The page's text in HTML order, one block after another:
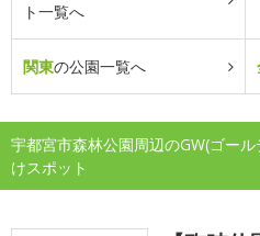
ト一覧へ
関東の公園一覧へ
宇都宮市森林公園周辺のGW(ゴー
けスポット